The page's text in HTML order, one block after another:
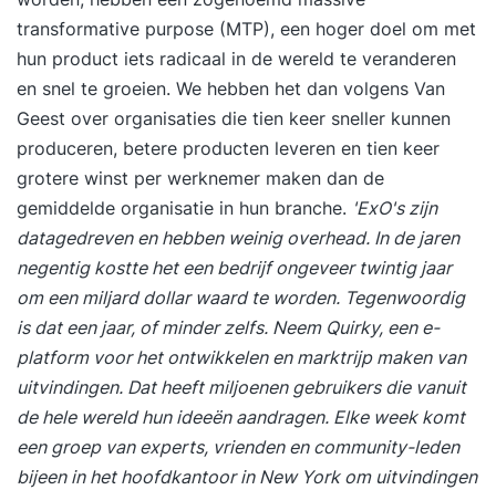
transformative purpose (MTP), een hoger doel om met
hun product iets radicaal in de wereld te veranderen
en snel te groeien. We hebben het dan volgens Van
Geest over organisaties die tien keer sneller kunnen
produceren, betere producten leveren en tien keer
grotere winst per werknemer maken dan de
gemiddelde organisatie in hun branche. 'ExO's zijn
datagedreven en hebben weinig overhead. In de jaren
negentig kostte het een bedrijf ongeveer twintig jaar
om een miljard dollar waard te worden. Tegenwoordig
is dat een jaar, of minder zelfs. Neem Quirky, een e-
platform voor het ontwikkelen en marktrijp maken van
uitvindingen. Dat heeft miljoenen gebruikers die vanuit
de hele wereld hun ideeën aandragen. Elke week komt
een groep van experts, vrienden en community-leden
bijeen in het hoofdkantoor in New York om uitvindingen